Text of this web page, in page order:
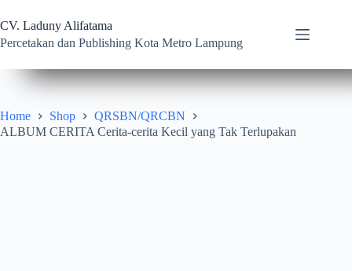
to
content
CV. Laduny Alifatama
Percetakan dan Publishing Kota Metro Lampung
Home Shop
QRSBN/QRCBN
ALBUM CERITA Cerita-cerita Kecil yang Tak Terlupakan